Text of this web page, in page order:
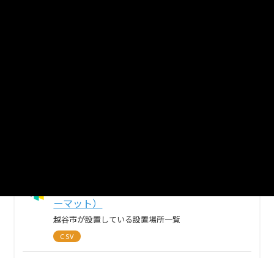
ーマット）
越谷市が設置している設置場所一覧
CSV